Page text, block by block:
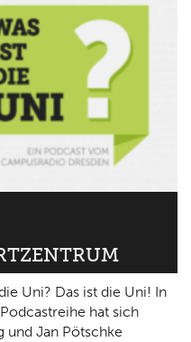
Uni? Das ist die Uni! In
hat sich
und Jan Pötschke